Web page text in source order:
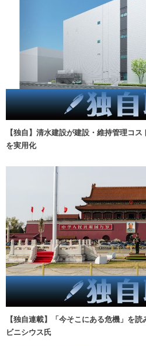
【独自】清水建設が建設・維持管理コ
を実用化
【独自連載】「今そこにある危機」を
ビニシウス氏